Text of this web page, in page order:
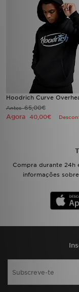
Hoodrich Curve
Antes65,00€
Agora 40,00€
Compra durante 24h
informações